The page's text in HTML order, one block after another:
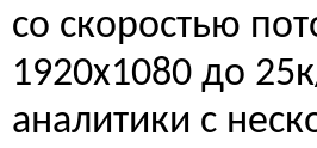
со скоростью
1920x1080 до
аналитики с